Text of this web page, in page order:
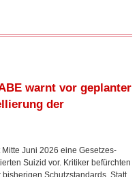
warnt vor geplanter
der
Mitte Juni 2026 eine Gesetzes-
Suizid vor. Kritiker befürchten